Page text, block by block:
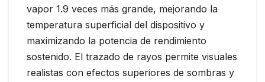
vapor 1.9 veces más grande, mejorando la
temperatura superficial del dispositivo y
maximizando la potencia de rendimiento
sostenido. El trazado de rayos permite visuales
realistas con efectos superiores de sombras y